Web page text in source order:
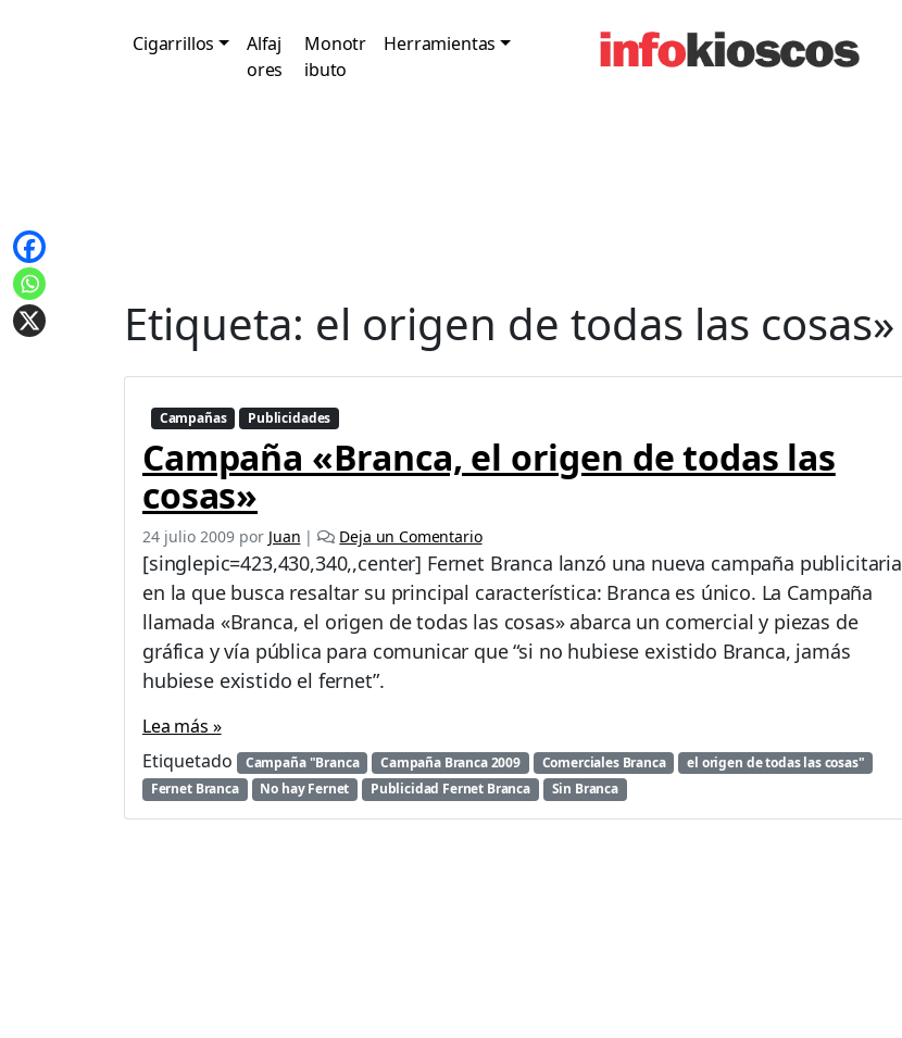
Cigarrillos
Alfaj
ores
Monotr
ibuto
Herramientas
Etiqueta: el origen de todas las cosas»
Campañas Publicidades
Campaña «Branca, el origen de todas las
cosas»
24 julio 2009 por Juan | Deja un Comentario
[singlepic=423,430,340,,center] Fernet Branca lanzó una nueva campaña publicitaria
en la que busca resaltar su principal característica: Branca es único. La Campaña
llamada «Branca, el origen de todas las cosas» abarca un comercial y piezas de
gráfica y vía pública para comunicar que “si no hubiese existido Branca, jamás
hubiese existido el fernet”.
Lea más »
Etiquetado
Campaña "Branca Campaña Branca 2009 Comerciales Branca
el origen de todas las cosas"
Fernet Branca
No hay Fernet Publicidad Fernet Branca Sin Branca